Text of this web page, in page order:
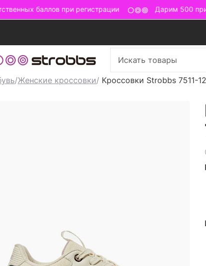
баллов при регистрации Дарим 500
/Женские кроссовки/ Кроссовки Strobbs 7511-12